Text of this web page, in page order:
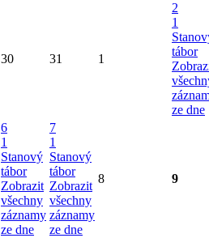
30 31 1
2
1
tábor
ze dne
6
1
Stanový
tábor
Zobrazit
všechny
záznamy
ze dne
7
1
Stanový
tábor
Zobrazit
všechny
záznamy
ze dne
8 9